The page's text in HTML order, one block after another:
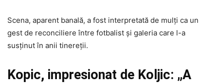
Scena, aparent banală, a fost interpretată de mulți ca un
gest de reconciliere între fotbalist și galeria care l-a
susținut în anii tinereții.
Kopic, impresionat de Koljic: „A